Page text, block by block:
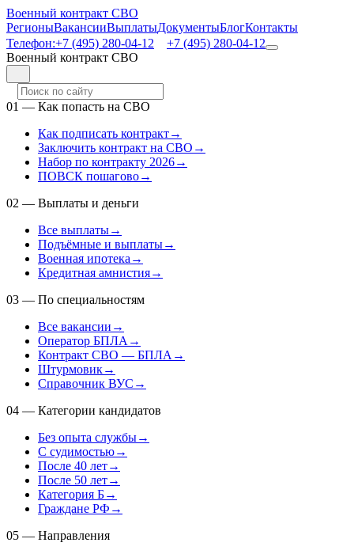
Военный контракт СВО
РегионыВакансииВыплатыДокументыБлогКонтакты
Телефон:+7 (495) 280-04-12
+7 (495) 280-04-12
Военный контракт СВО
01 — Как попасть на СВО
Как подписать контракт→
Заключить контракт на СВО →
Набор по контракту 2026→
ПОВСК пошагово→
02 — Выплаты и деньги
Все выплаты→
Подъёмные и выплаты→
Военная ипотека →
Кредитная амнистия→
03 — По специальностям
Все вакансии →
Оператор БПЛА →
Контракт СВО — БПЛА →
Штурмовик→
Справочник ВУС →
04 — Категории кандидатов
Без опыта службы→
С судимостью→
После 40 лет→
После 50 лет→
Категория Б→
Граждане РФ →
05 — Направления